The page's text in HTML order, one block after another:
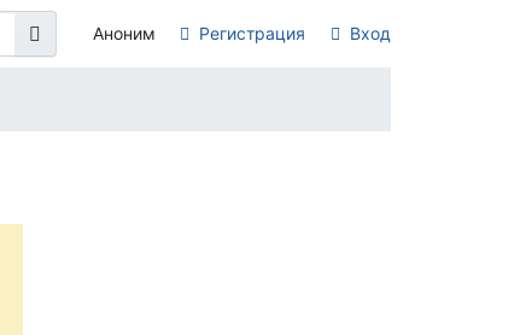
Аноним Регистрация Вход